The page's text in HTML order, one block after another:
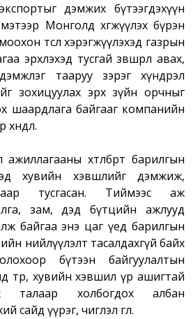
дэмжих бүтээгдэхүүн
Монголд хөгжүүлэх бүрэн
төсөл хэрэгжүүлэхэд газрын
эрхлэхэд тусгай зөвшөөрөл авах,
дэмжлэг тааруу зэрэг хүндрэл
зохицуулах эрх зүйн орчныг
шаардлага байгааг компанийн
хөтөлбөрт барилгын
хувийн хэвшлийг дэмжиж,
тусгасан. Тиймээс аж
зам, дэд бүтцийн ажлууд
байгаа энэ цаг үед барилгын
нийлүүлэлт тасалдахгүй байх
бүтээн байгуулалтын
төр, хувийн хэвшил үр ашигтай
талаар холбогдох албан
сайд үүрэг, чиглэл өглөө.